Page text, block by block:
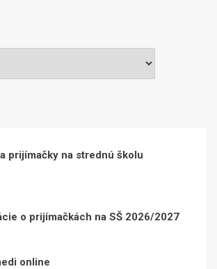
prijímačky na strednú školu
o prijímačkách na SŠ 2026/2027
online